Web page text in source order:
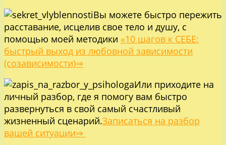
Вы можете быстро пережить
расставание, исцелив свое тело и душу, с
помощью моей методики «10 шагов к СЕБЕ:
быстрый выход из любовной зависимости
(созависимости)⇒
Или приходите на
личный разбор, где я помогу вам быстро
развернуться в свой самый счастливый
жизненный сценарий.Записаться на разбор
вашей ситуации⇒